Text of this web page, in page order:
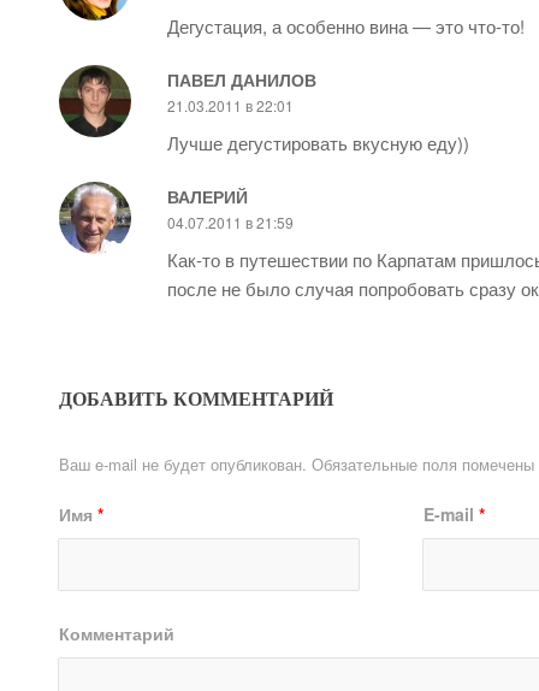
Дегустация, а особенно вина — это что-то!
ПАВЕЛ ДАНИЛОВ
21.03.2011 в 22:01
Лучше дегустировать вкусную еду))
ВАЛЕРИЙ
04.07.2011 в 21:59
Как-то в путешествии по Карпатам
после не было случая попробовать сразу
ДОБАВИТЬ КОММЕНТАРИЙ
Ваш e-mail не будет опубликован. Обязательные поля помечены
Имя * E-mail *
Комментарий